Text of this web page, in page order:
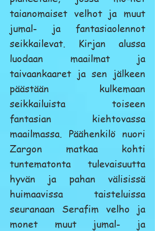
taianomaiset velhot ja muut
jumal- ja fantasiaolennot
seikkailevat. Kirjan alussa
luodaan maailmat ja
taivaankaaret ja sen jälkeen
päästään kulkemaan
seikkailuista toiseen
fantasian kiehtovassa
maailmassa. Päähenkilö nuori
Zargon matkaa kohti
tuntematonta tulevaisuutta
hyvän ja pahan välisissä
huimaavissa taisteluissa
seuranaan Serafim velho ja
monet muut jumal- ja